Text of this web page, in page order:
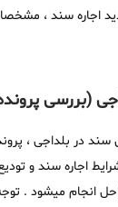
اجاره سند ،
سند در بلداجی ،
اجاره سند و
انجام میشود .